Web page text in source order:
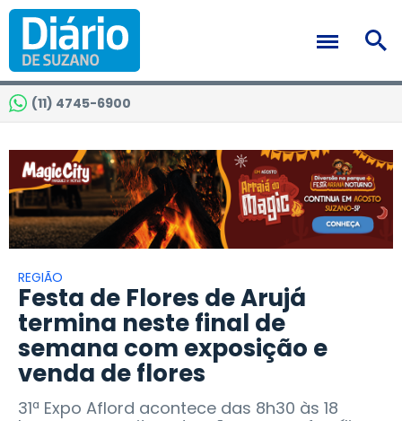
(11) 4745-6900
REGIÃO
Festa de Flores de Arujá
termina neste final de
semana com exposição e
venda de flores
31ª Expo Aflord acontece das 8h30 às 18